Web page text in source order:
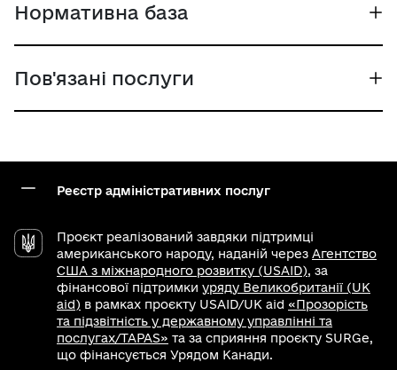
Нормативна база
Пов'язані послуги
Реєстр адміністративних послуг
Проєкт реалізований завдяки підтримці
американського народу, наданій через Агентство
США з міжнародного розвитку (USAID), за
фінансової підтримки уряду Великобританії (UK
aid) в рамках проєкту USAID/UK aid «Прозорість
та підзвітність у державному управлінні та
послугах/TAPAS» та за сприяння проєкту SURGe,
що фінансується Урядом Канади.